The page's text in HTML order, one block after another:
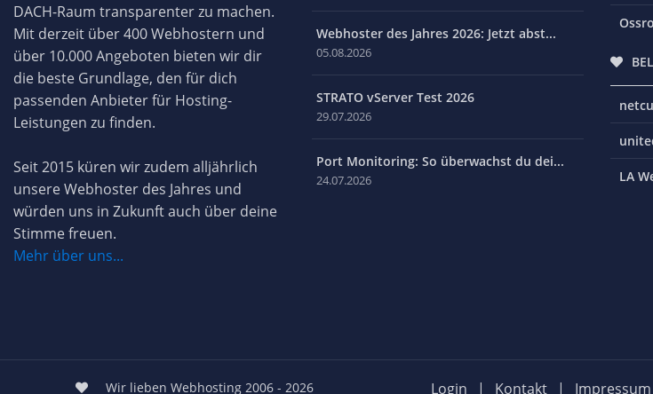
DACH-Raum transparenter zu machen.
Mit derzeit über 400 Webhostern und
über 10.000 Angeboten bieten wir dir
die beste Grundlage, den für dich
passenden Anbieter für Hosting-
Leistungen zu finden.
Seit 2015 küren wir zudem alljährlich
unsere Webhoster des Jahres und
würden uns in Zukunft auch über deine
Stimme freuen.
Mehr über uns...
Webhoster des Jahres 2026: Jetzt abst...
05.08.2026
STRATO vServer Test 2026
29.07.2026
Port Monitoring: So überwachst du dei...
24.07.2026 LA
Wir lieben Webhosting 2006 - 2026 Login | Kontakt | Impressum